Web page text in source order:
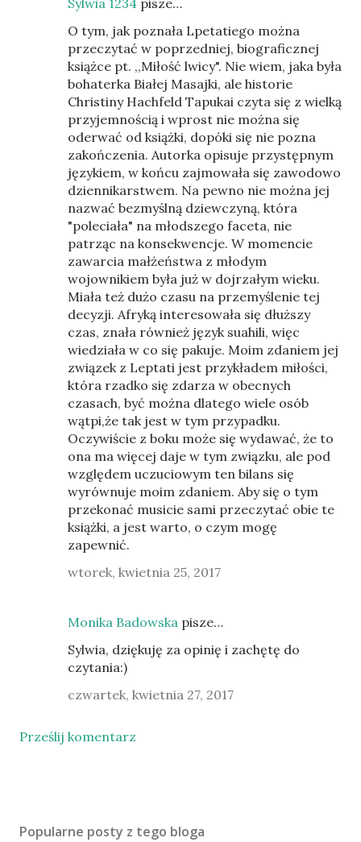
O tym, jak poznała Lpetatiego można
przeczytać w poprzedniej, biograficznej
książce pt. ,,Miłość lwicy". Nie wiem, jaka była
bohaterka Białej Masajki, ale historie
Christiny Hachfeld Tapukai czyta się z wielką
przyjemnością i wprost nie można się
oderwać od książki, dopóki się nie pozna
zakończenia. Autorka opisuje przystępnym
językiem, w końcu zajmowała się zawodowo
dziennikarstwem. Na pewno nie można jej
nazwać bezmyślną dziewczyną, która
"poleciała" na młodszego faceta, nie
patrząc na konsekwencje. W momencie
zawarcia małżeństwa z młodym
wojownikiem była już w dojrzałym wieku.
Miała też dużo czasu na przemyślenie tej
decyzji. Afryką interesowała się dłuższy
czas, znała również język suahili, więc
wiedziała w co się pakuje. Moim zdaniem jej
związek z Leptati jest przykładem miłości,
która rzadko się zdarza w obecnych
czasach, być można dlatego wiele osób
wątpi,że tak jest w tym przypadku.
Oczywiście z boku może się wydawać, że to
ona ma więcej daje w tym związku, ale pod
względem uczuciowym ten bilans się
wyrównuje moim zdaniem. Aby się o tym
przekonać musicie sami przeczytać obie te
książki, a jest warto, o czym mogę
zapewnić.
wtorek, kwietnia 25, 2017
Monika Badowska pisze…
Sylwia, dziękuję za opinię i zachętę do
czytania:)
czwartek, kwietnia 27, 2017
Prześlij komentarz
Popularne posty z tego bloga